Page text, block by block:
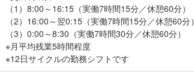
（1）8:00～16:15（実働7時間15分／休憩60分）
（2）16:00～翌0:15（実働7時間15分／休憩60分）
（3）0:00～8:30（実働7時間30分／休憩60分）
※月平均残業5時間程度
※12日サイクルの勤務シフトです